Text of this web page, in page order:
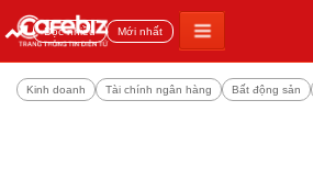
Đọc nhiều Mới nhất
Kinh doanh Tài chính ngân hàng Bất động sản